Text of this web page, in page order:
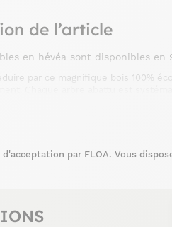
de l’article
en hévéa sont disponibles en
par ce magnifique bois 100%
d'acceptation par FLOA. Vous